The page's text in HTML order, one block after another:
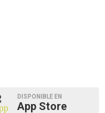
DISPONIBLE EN
App Store